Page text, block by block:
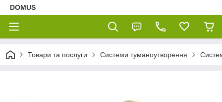
DOMUS
Товари та послуги Системи туманоутворення